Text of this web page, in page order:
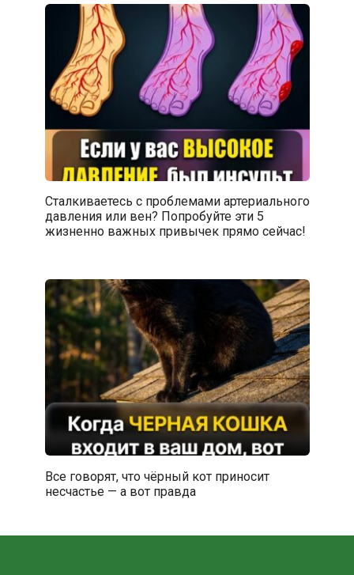
Сталкиваетесь с проблемами артериального
давления или вен? Попробуйте эти 5
жизненно важных привычек прямо сейчас!
Все говорят, что чёрный кот приносит
несчастье — а вот правда